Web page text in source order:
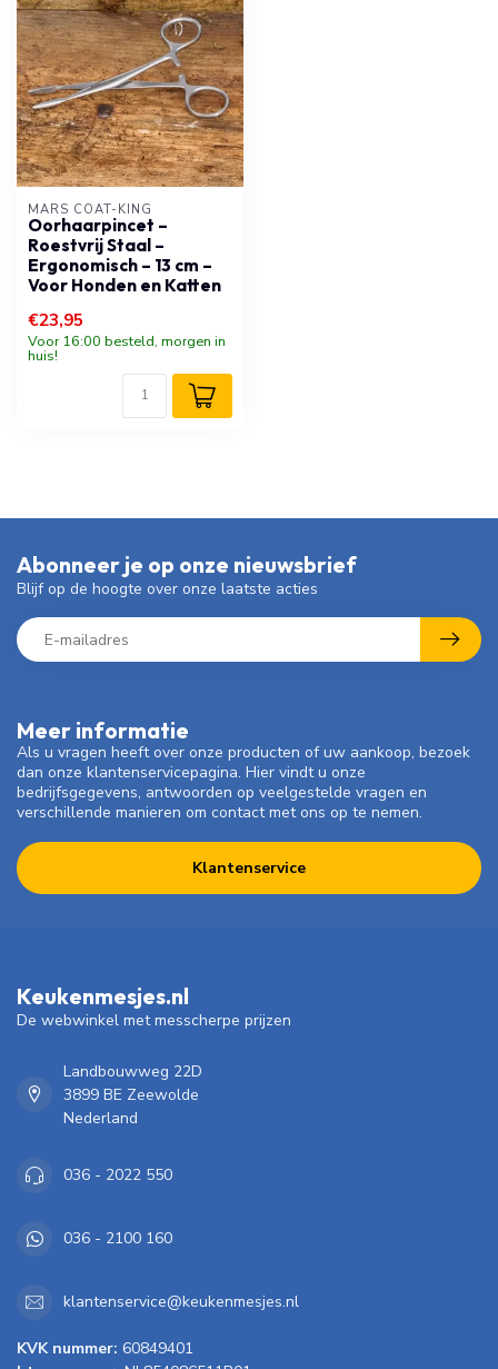
MARS COAT-KING
Oorhaarpincet –
Roestvrij Staal –
Ergonomisch – 13 cm –
Voor Honden en Katten
€23,95
Voor 16:00 besteld, morgen in
huis!
Meer informatie
Als u vragen heeft over onze producten of uw aankoop, bezoek
dan onze klantenservicepagina. Hier vindt u onze
bedrijfsgegevens, antwoorden op veelgestelde vragen en
verschillende manieren om contact met ons op te nemen.
Klantenservice
Abonneer je op onze nieuwsbrief
Blijf op de hoogte over onze laatste acties
Keukenmesjes.nl
De webwinkel met messcherpe prijzen
Landbouwweg 22D
3899 BE Zeewolde
Nederland
036 - 2022 550
036 - 2100 160
klantenservice@keukenmesjes.nl
KVK nummer: 60849401